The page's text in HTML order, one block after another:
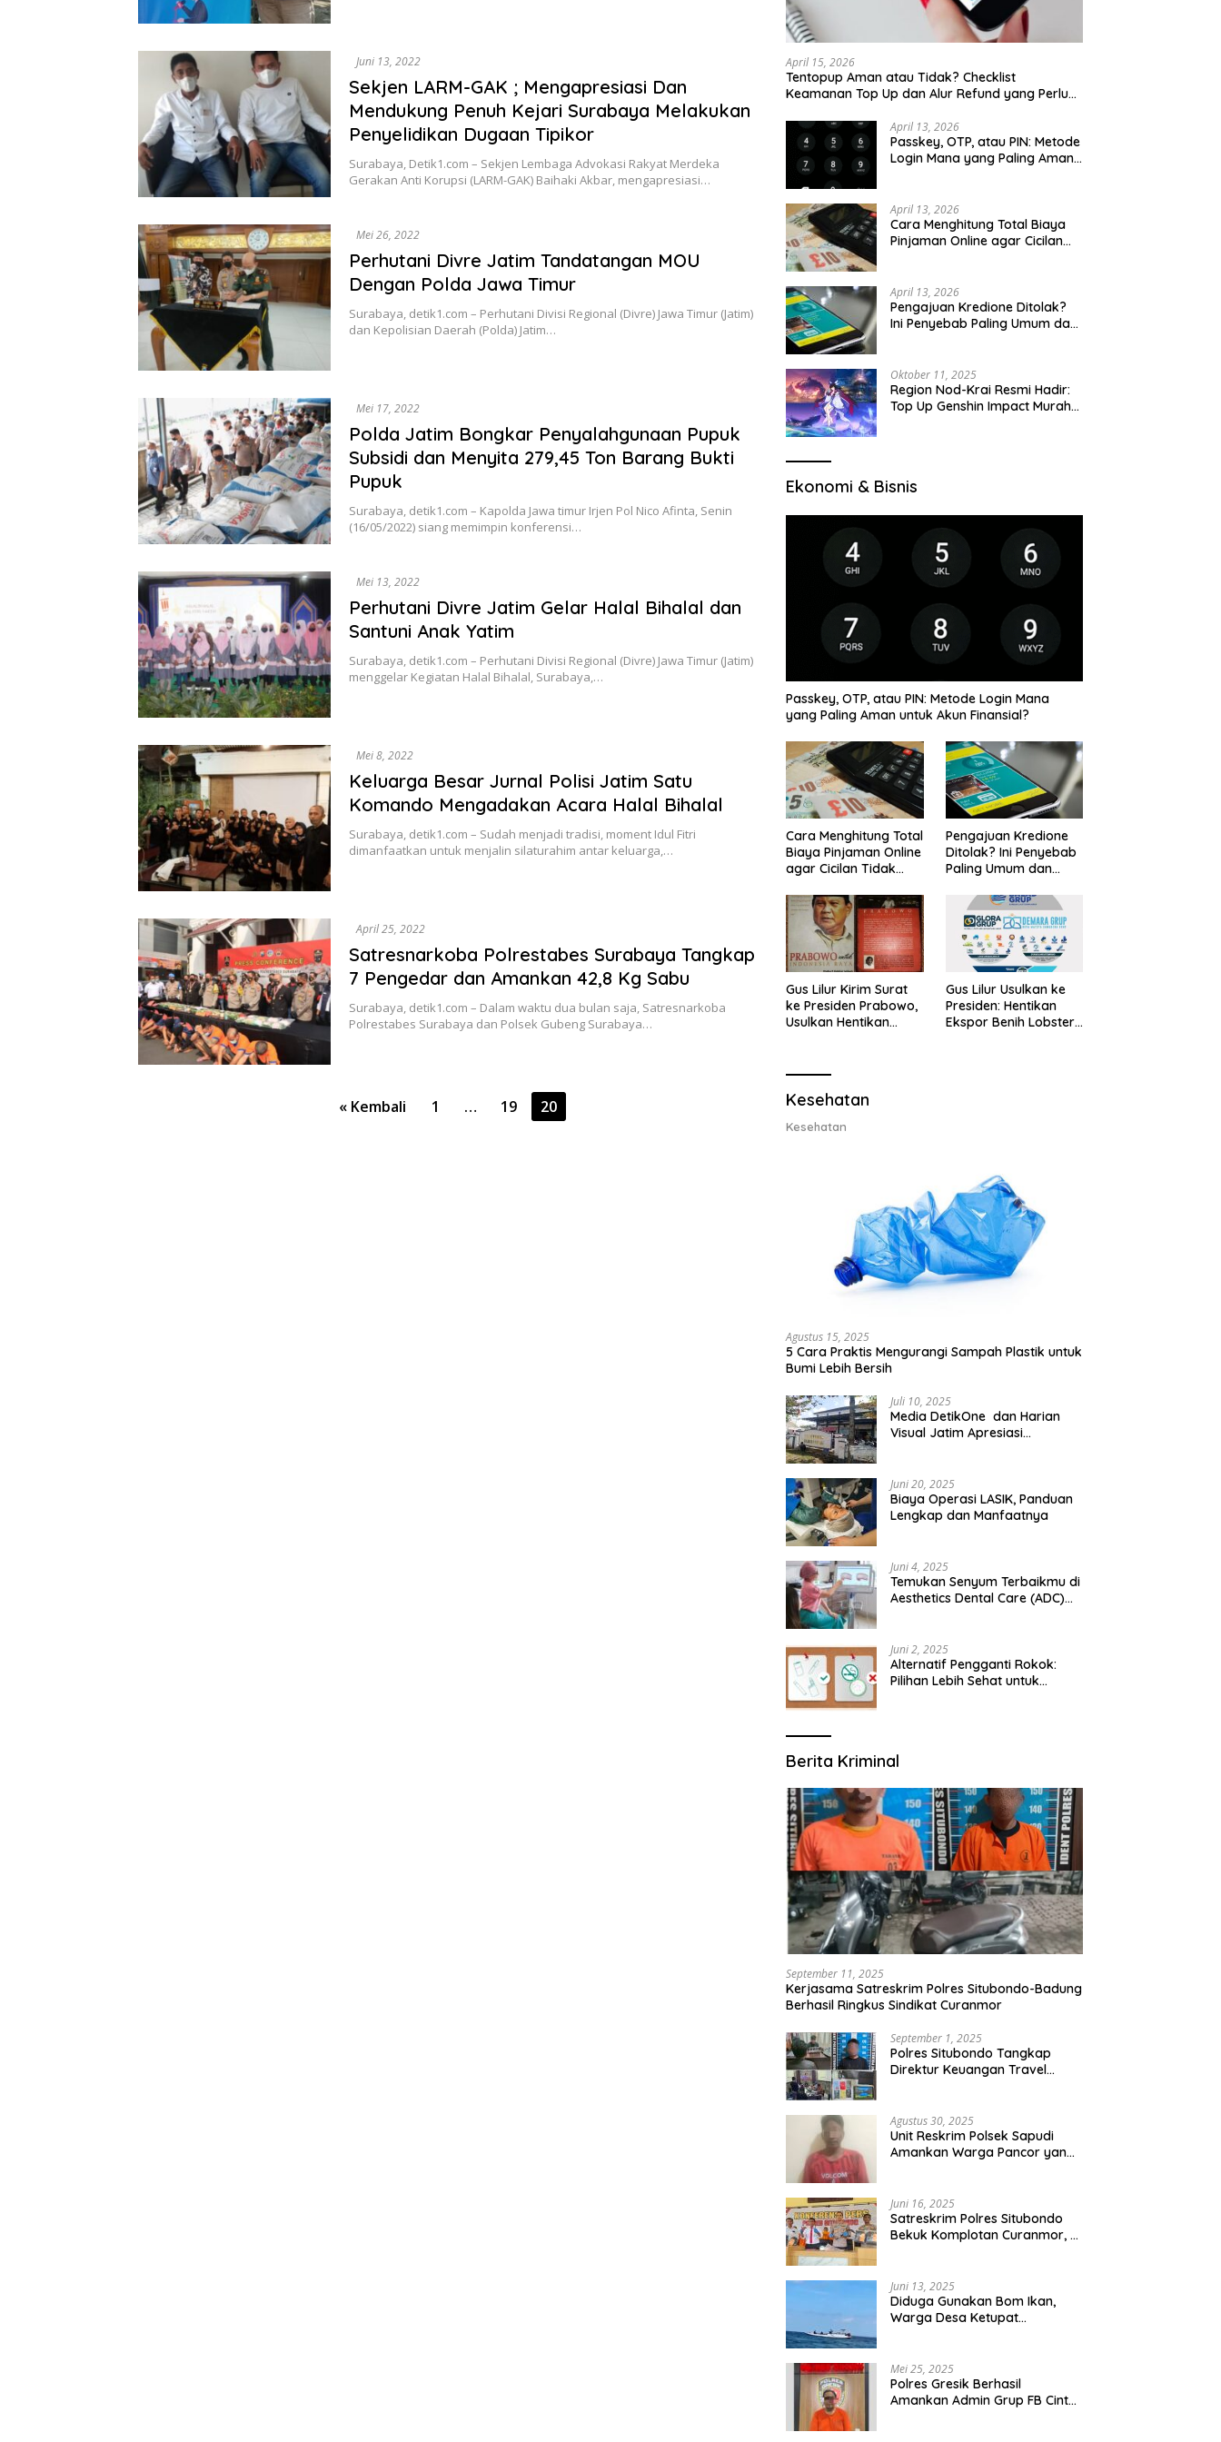
Juni 13, 2022
Sekjen LARM-GAK ; Mengapresiasi Dan
Mendukung Penuh Kejari Surabaya Melakukan
Penyelidikan Dugaan Tipikor
Surabaya, Detik1.com – Sekjen Lembaga Advokasi Rakyat Merdeka
Gerakan Anti Korupsi (LARM-GAK) Baihaki Akbar, mengapresiasi…
Mei 26, 2022
Perhutani Divre Jatim Tandatangan MOU
Dengan Polda Jawa Timur
Surabaya, detik1.com – Perhutani Divisi Regional (Divre) Jawa Timur (Jatim)
dan Kepolisian Daerah (Polda) Jatim…
Mei 17, 2022
Polda Jatim Bongkar Penyalahgunaan Pupuk
Subsidi dan Menyita 279,45 Ton Barang Bukti
Pupuk
Surabaya, detik1.com – Kapolda Jawa timur Irjen Pol Nico Afinta, Senin
(16/05/2022) siang memimpin konferensi…
Mei 13, 2022
Perhutani Divre Jatim Gelar Halal Bihalal dan
Santuni Anak Yatim
Surabaya, detik1.com – Perhutani Divisi Regional (Divre) Jawa Timur (Jatim)
menggelar Kegiatan Halal Bihalal, Surabaya,…
Mei 8, 2022
Keluarga Besar Jurnal Polisi Jatim Satu
Komando Mengadakan Acara Halal Bihalal
Surabaya, detik1.com – Sudah menjadi tradisi, moment Idul Fitri
dimanfaatkan untuk menjalin silaturahim antar keluarga,…
April 25, 2022
Satresnarkoba Polrestabes Surabaya Tangkap
7 Pengedar dan Amankan 42,8 Kg Sabu
Surabaya, detik1.com – Dalam waktu dua bulan saja, Satresnarkoba
Polrestabes Surabaya dan Polsek Gubeng Surabaya…
« Kembali 1 … 19 20
April 15, 2026
Tentopup Aman atau Tidak? Checklist
Keamanan Top Up dan Alur Refund yang Perlu
April 13, 2026
Passkey, OTP, atau PIN: Metode
Login Mana yang Paling Aman
April 13, 2026
Cara Menghitung Total Biaya
Pinjaman Online agar Cicilan
April 13, 2026
Pengajuan Kredione Ditolak?
Ini Penyebab Paling Umum dan
Oktober 11, 2025
Region Nod-Krai Resmi Hadir:
Top Up Genshin Impact Murah
Ekonomi & Bisnis
Passkey, OTP, atau PIN: Metode Login Mana
yang Paling Aman untuk Akun Finansial?
Cara Menghitung Total
Biaya Pinjaman Online
agar Cicilan Tidak
Pengajuan Kredione
Ditolak? Ini Penyebab
Paling Umum dan
Gus Lilur Kirim Surat
ke Presiden Prabowo,
Usulkan Hentikan
Lobster 50 Gram
Gus Lilur Usulkan ke
Presiden: Hentikan
Ekspor Benih Lobster,
Kesehatan
Kesehatan
Agustus 15, 2025
5 Cara Praktis Mengurangi Sampah Plastik untuk
Bumi Lebih Bersih
Juli 10, 2025
Media DetikOne dan Harian
Visual Jatim Apresiasi
Juni 20, 2025
Biaya Operasi LASIK, Panduan
Lengkap dan Manfaatnya
Juni 4, 2025
Temukan Senyum Terbaikmu di
Aesthetics Dental Care (ADC)
Juni 2, 2025
Alternatif Pengganti Rokok:
Pilihan Lebih Sehat untuk
Berita Kriminal
September 11, 2025
Kerjasama Satreskrim Polres Situbondo-Badung
Berhasil Ringkus Sindikat Curanmor
September 1, 2025
Polres Situbondo Tangkap
Direktur Keuangan Travel
Agustus 30, 2025
Unit Reskrim Polsek Sapudi
Amankan Warga Pancor yang
Juni 16, 2025
Satreskrim Polres Situbondo
Bekuk Komplotan Curanmor, 9
Juni 13, 2025
Diduga Gunakan Bom Ikan,
Warga Desa Ketupat
Mei 25, 2025
Polres Gresik Berhasil
Amankan Admin Grup FB Cinta